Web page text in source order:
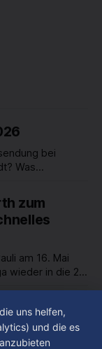
bei
Was
bis Freitag LIVE
und im TV.
zum
am 16. Mai
wieder in die 2.
in den letzten
- Heute zu
uns helfen,
und die es